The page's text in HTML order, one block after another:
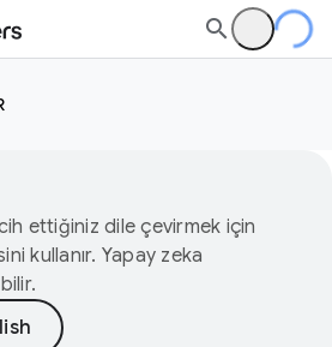
ettiğiniz dile çevirmek için
kullanır. Yapay zeka